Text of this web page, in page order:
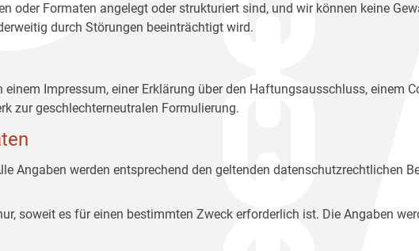
oder Formaten angelegt oder strukturiert sind, und wir können keine
durch Störungen beeinträchtigt wird.
Impressum, einer Erklärung über den Haftungsausschluss, einem
zur geschlechterneutralen Formulierung.
Angaben werden entsprechend den geltenden datenschutzrechtlichen
soweit es für einen bestimmten Zweck erforderlich ist. Die Angaben